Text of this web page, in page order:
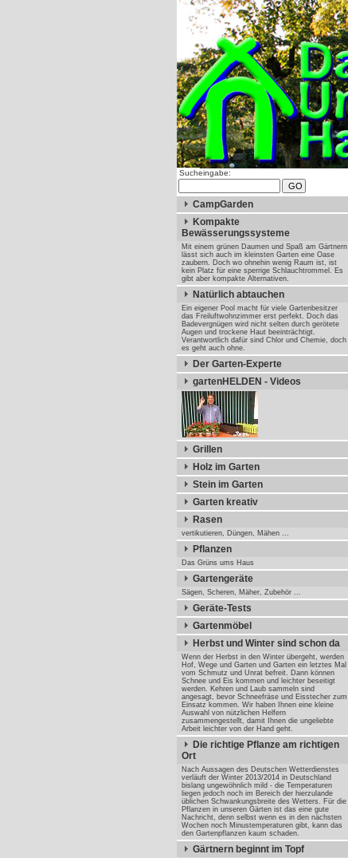
Sucheingabe:
CampGarden
Kompakte
Bewässerungssysteme
Mit einem grünen Daumen und Spaß am Gärtnern
lässt sich auch im kleinsten Garten eine Oase
zaubern. Doch wo ohnehin wenig Raum ist, ist
kein Platz für eine sperrige Schlauchtrommel. Es
gibt aber kompakte Alternativen.
Natürlich abtauchen
Ein eigener Pool macht für viele Gartenbesitzer
das Freiluftwohnzimmer erst perfekt. Doch das
Badevergnügen wird nicht selten durch gerötete
Augen und trockene Haut beeinträchtigt.
Verantwortlich dafür sind Chlor und Chemie, doch
es geht auch ohne.
Der Garten-Experte
gartenHELDEN - Videos
Grillen
Holz im Garten
Stein im Garten
Garten kreativ
Rasen
vertikutieren, Düngen, Mähen ...
Pflanzen
Das Grüns ums Haus
Gartengeräte
Sägen, Scheren, Mäher, Zubehör ...
Geräte-Tests
Gartenmöbel
Herbst und Winter sind schon da
Wenn der Herbst in den Winter übergeht, werden
Hof, Wege und Garten und Garten ein letztes Mal
vom Schmutz und Unrat befreit. Dann können
Schnee und Eis kommen und leichter beseitigt
werden. Kehren und Laub sammeln sind
angesagt, bevor Schneefräse und Eisstecher zum
Einsatz kommen. Wir haben Ihnen eine kleine
Auswahl von nützlichen Helfern
zusammengestellt, damit Ihnen die ungeliebte
Arbeit leichter von der Hand geht.
Die richtige Pflanze am richtigen
Ort
Nach Aussagen des Deutschen Wetterdienstes
verläuft der Winter 2013/2014 in Deutschland
bislang ungewöhnlich mild - die Temperaturen
liegen jedoch noch im Bereich der hierzulande
üblichen Schwankungsbreite des Wetters. Für die
Pflanzen in unseren Gärten ist das eine gute
Nachricht, denn selbst wenn es in den nächsten
Wochen noch Minustemperaturen gibt, kann das
den Gartenpflanzen kaum schaden.
Gärtnern beginnt im Topf